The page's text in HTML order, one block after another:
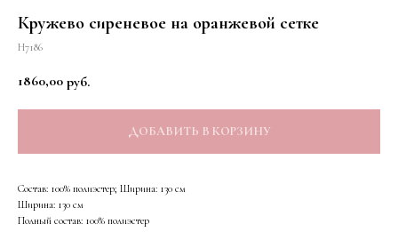
Кружево сиреневое на оранжевой сетке
Н7186
1860,00 руб.
ДОБАВИТЬ В КОРЗИНУ
Состав: 100% полиэстер; Ширина: 130 см
Ширина: 130 см
Полный состав: 100% полиэстер